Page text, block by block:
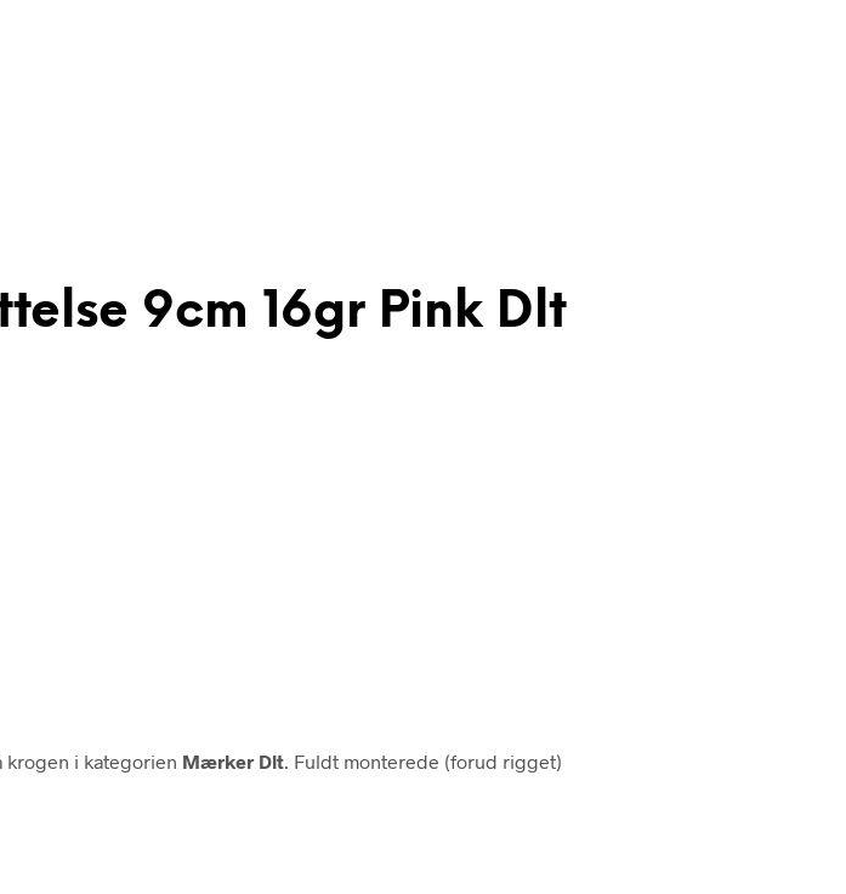
9cm 16gr Pink Dlt
krogen i kategorien Mærker Dlt . Fuldt monterede (forud rigget)